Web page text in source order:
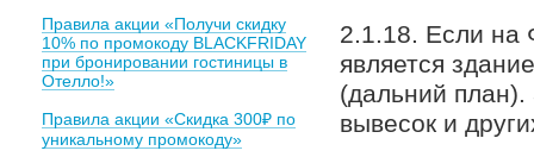
Правила акции «Получи скидку
10% по промокоду BLACKFRIDAY
при бронировании гостиницы в
Отелло!»
Правила акции «Скидка 300₽ по
уникальному промокоду»
2.1.18. Если на
является
(дальний
вывесок и